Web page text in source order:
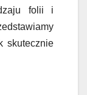
folii i
skutecznie